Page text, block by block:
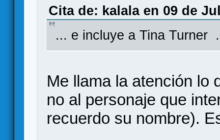
Cita de: kalala en 09 de
... e incluye a Tina Turner
Me llama la atención lo
no al personaje que
recuerdo su nombre).